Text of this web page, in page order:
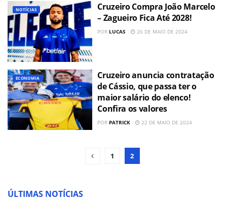
NOTÍCIAS
Cruzeiro Compra João Marcelo
– Zagueiro Fica Até 2028!
POR LUCAS 26 DE MAIO DE 2024
ECONOMIA
Cruzeiro anuncia contratação
de Cássio, que passa ter o
maior salário do elenco!
Confira os valores
POR PATRICK 22 DE MAIO DE 2024
1 2
ÚLTIMAS NOTÍCIAS